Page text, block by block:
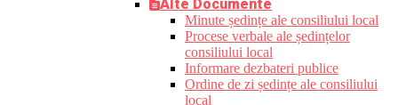
Alte Documente
Minute ședințe ale consiliului local
Procese verbale ale ședințelor
consiliului local
Informare dezbateri publice
Ordine de zi ședințe ale consiliului
local